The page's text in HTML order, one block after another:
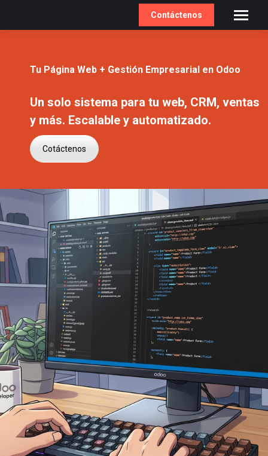
Contáctenos
Tu Página Web + Gestión Empresarial en Odoo
Un solo sistema para tu web, CRM, ventas
y más. Escalable y automatizado.
Cotáctenos